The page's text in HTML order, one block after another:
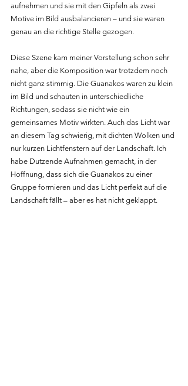
aufnehmen und sie mit den Gipfeln als zwei
Motive im Bild ausbalancieren – und sie waren
genau an die richtige Stelle gezogen.
Diese Szene kam meiner Vorstellung schon sehr
nahe, aber die Komposition war trotzdem noch
nicht ganz stimmig. Die Guanakos waren zu klein
im Bild und schauten in unterschiedliche
Richtungen, sodass sie nicht wie ein
gemeinsames Motiv wirkten. Auch das Licht war
an diesem Tag schwierig, mit dichten Wolken und
nur kurzen Lichtfenstern auf der Landschaft. Ich
habe Dutzende Aufnahmen gemacht, in der
Hoffnung, dass sich die Guanakos zu einer
Gruppe formieren und das Licht perfekt auf die
Landschaft fällt – aber es hat nicht geklappt.